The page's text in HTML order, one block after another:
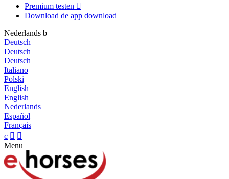
Premium testen 
Download de app download
Nederlands b
Deutsch
Deutsch
Deutsch
Italiano
Polski
English
English
Nederlands
Español
Français
c  
Menu